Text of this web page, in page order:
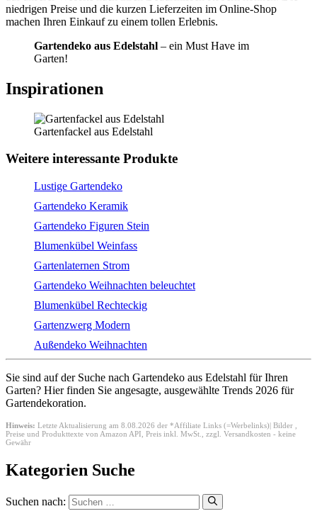
niedrigen Preise und die kurzen Lieferzeiten im Online-Shop
machen Ihren Einkauf zu einem tollen Erlebnis.
Gartendeko aus Edelstahl – ein Must Have im
Garten!
Inspirationen
Gartenfackel aus Edelstahl
Weitere interessante Produkte
Lustige Gartendeko
Gartendeko Keramik
Gartendeko Figuren Stein
Blumenkübel Weinfass
Gartenlaternen Strom
Gartendeko Weihnachten beleuchtet
Blumenkübel Rechteckig
Gartenzwerg Modern
Außendeko Weihnachten
Sie sind auf der Suche nach Gartendeko aus Edelstahl für Ihren
Garten? Hier finden Sie angesagte, ausgewählte Trends 2026 für
Gartendekoration.
Hinweis: Letzte Aktualisierung am 8.08.2026 der *Affiliate Links (=Werbelinks)| Bilder ,
Preise und Produkttexte von Amazon API, Preis inkl. MwSt., zzgl. Versandkosten - keine
Gewähr
Kategorien Suche
Suchen nach: